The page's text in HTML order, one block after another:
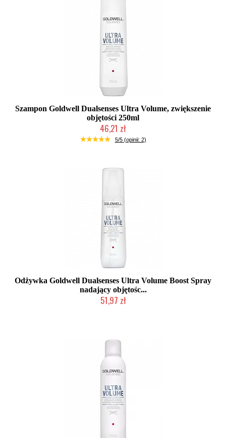
Szampon Goldwell Dualsenses Ultra Volume, zwiększenie
objętości 250ml
46,21 zł
Duża ilość (wysyłka w 24h)
5/5 (opinii: 2)
Odżywka Goldwell Dualsenses Ultra Volume Boost Spray
nadający objętośc...
51,97 zł